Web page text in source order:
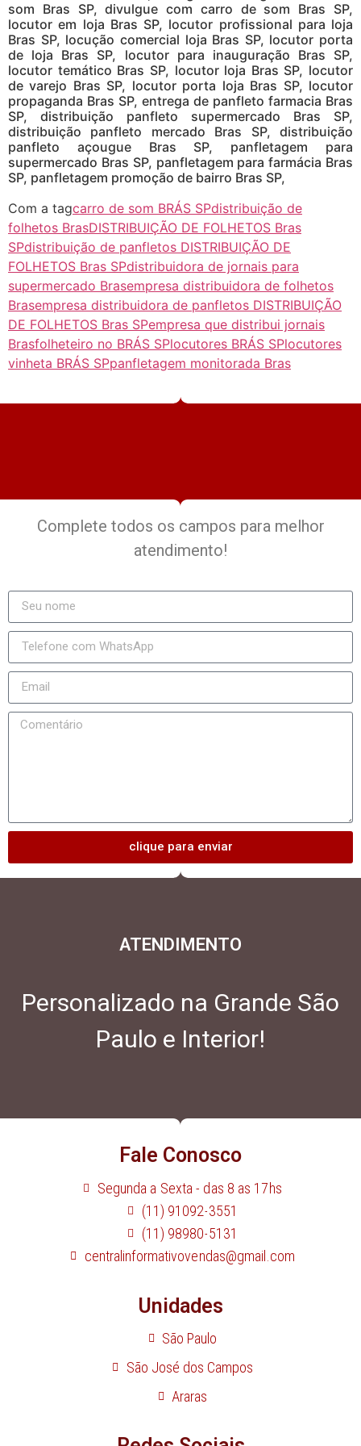
som Bras SP, divulgue com carro de som Bras SP,
locutor em loja Bras SP, locutor profissional para loja
Bras SP, locução comercial loja Bras SP, locutor porta
de loja Bras SP, locutor para inauguração Bras SP,
locutor temático Bras SP, locutor loja Bras SP, locutor
de varejo Bras SP, locutor porta loja Bras SP, locutor
propaganda Bras SP, entrega de panfleto farmacia Bras
SP, distribuição panfleto supermercado Bras SP,
distribuição panfleto mercado Bras SP, distribuição
panfleto açougue Bras SP, panfletagem para
supermercado Bras SP, panfletagem para farmácia Bras
SP, panfletagem promoção de bairro Bras SP,
Com a tagcarro de som BRÁS SPdistribuição de
folhetos BrasDISTRIBUIÇÃO DE FOLHETOS Bras
SPdistribuição de panfletos DISTRIBUIÇÃO DE
FOLHETOS Bras SPdistribuidora de jornais para
supermercado Brasempresa distribuidora de folhetos
Brasempresa distribuidora de panfletos DISTRIBUIÇÃO
DE FOLHETOS Bras SPempresa que distribui jornais
Brasfolheteiro no BRÁS SPlocutores BRÁS SPlocutores
vinheta BRÁS SPpanfletagem monitorada Bras
Complete todos os campos para melhor
atendimento!
clique para enviar
ATENDIMENTO
Personalizado na Grande São
Paulo e Interior!
Fale Conosco
Segunda a Sexta - das 8 as 17hs
(11) 91092-3551
(11) 98980-5131
centralinformativovendas@gmail.com
Unidades
São Paulo
São José dos Campos
Araras